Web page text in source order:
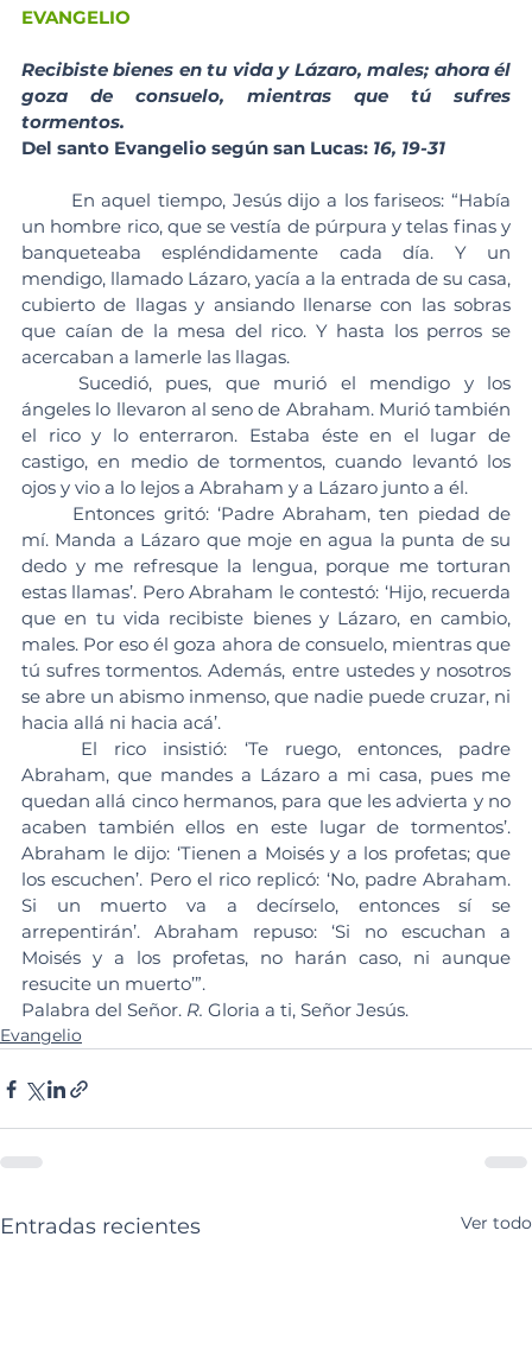
EVANGELIO
Recibiste bienes en tu vida y Lázaro, males; ahora él
goza de consuelo, mientras que tú sufres
tormentos.
Del santo Evangelio según san Lucas: 16, 19-31
un hombre rico, que se vestía de púrpura y telas finas y
banqueteaba espléndidamente cada día. Y un
mendigo, llamado Lázaro, yacía a la entrada de su casa,
cubierto de llagas y ansiando llenarse con las sobras
que caían de la mesa del rico. Y hasta los perros se
acercaban a lamerle las llagas.
ángeles lo llevaron al seno de Abraham. Murió también
el rico y lo enterraron. Estaba éste en el lugar de
castigo, en medio de tormentos, cuando levantó los
ojos y vio a lo lejos a Abraham y a Lázaro junto a él.
mí. Manda a Lázaro que moje en agua la punta de su
dedo y me refresque la lengua, porque me torturan
estas llamas’. Pero Abraham le contestó: ‘Hijo, recuerda
que en tu vida recibiste bienes y Lázaro, en cambio,
males. Por eso él goza ahora de consuelo, mientras que
tú sufres tormentos. Además, entre ustedes y nosotros
se abre un abismo inmenso, que nadie puede cruzar, ni
hacia allá ni hacia acá’.
Abraham, que mandes a Lázaro a mi casa, pues me
quedan allá cinco hermanos, para que les advierta y no
acaben también ellos en este lugar de tormentos’.
Abraham le dijo: ‘Tienen a Moisés y a los profetas; que
los escuchen’. Pero el rico replicó: ‘No, padre Abraham.
Si un muerto va a decírselo, entonces sí se
arrepentirán’. Abraham repuso: ‘Si no escuchan a
Moisés y a los profetas, no harán caso, ni aunque
resucite un muerto’”.
Palabra del Señor. R. Gloria a ti, Señor Jesús.
Evangelio
Entradas recientes Ver todo